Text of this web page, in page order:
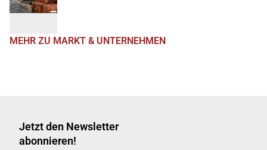
MEHR ZU MARKT & UNTERNEHMEN
Jetzt den Newsletter
abonnieren!